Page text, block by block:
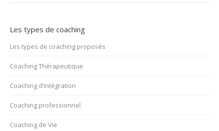
Les types de coaching
Les types de coaching proposés
Coaching Thérapeutique
Coaching d’intégration
Coaching professionnel
Coaching de Vie